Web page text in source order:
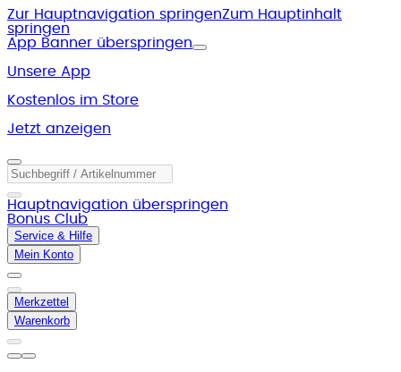
Zur Hauptnavigation springenZum Hauptinhalt
springen
App Banner überspringen
Unsere App
Kostenlos im Store
Jetzt anzeigen
Hauptnavigation überspringen
Bonus Club
Service & Hilfe
Mein Konto
Merkzettel
Warenkorb